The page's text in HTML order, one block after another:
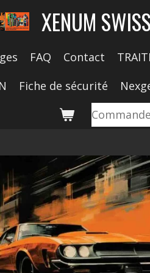
XENUM
FAQ Contact
Fiche de sécurité